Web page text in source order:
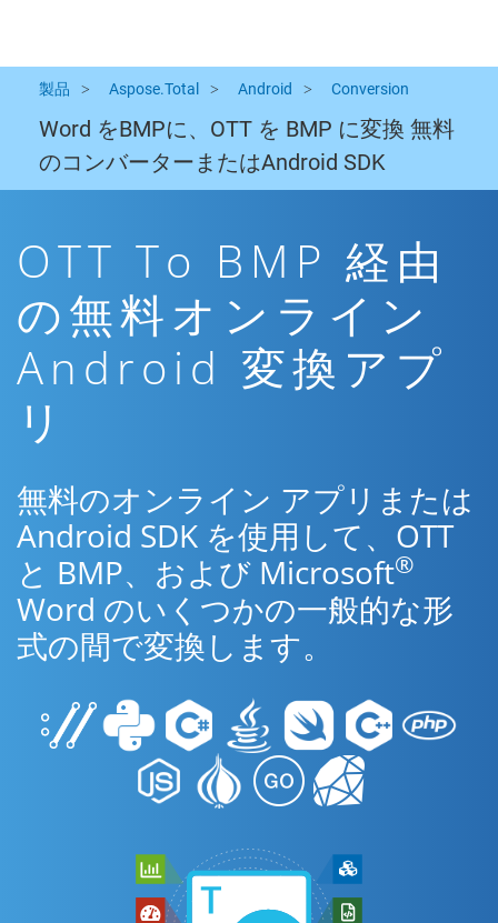
製品 Aspose.Total Android Conversion
Word をBMPに、OTT を BMP に変換 無料
のコンバーターまたはAndroid SDK
OTT To BMP 経由
の無料オンライン
Android 変換アプ
リ
無料のオンライン アプリまたは
Android SDK を使用して、OTT
と BMP、および Microsoft®
Word のいくつかの一般的な形
式の間で変換します。